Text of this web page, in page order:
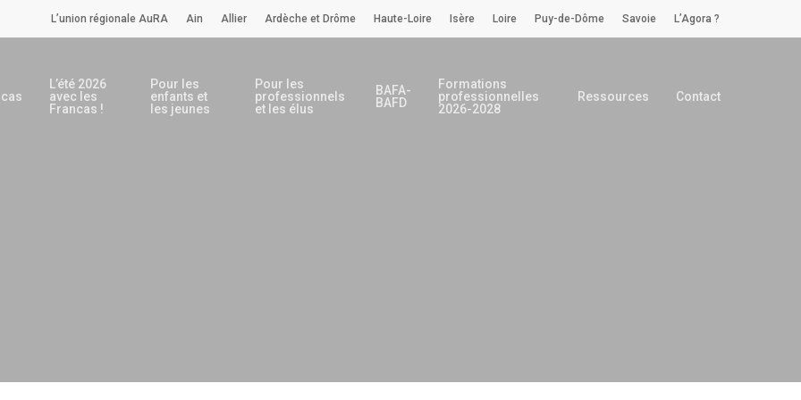
L’union régionale AuRA Ain Allier Ardèche et Drôme Haute-Loire Isère Loire Puy-de-Dôme Savoie L’Agora ?
L’été 2026
avec les
Francas !
Pour les
enfants et
les jeunes
Pour les
professionnels
et les élus
BAFA-
BAFD
Formations
professionnelles
2026-2028
Ressources Contact